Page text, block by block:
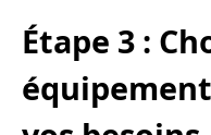
Étape 3 :